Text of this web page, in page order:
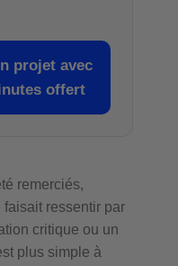
projet avec
offert
remerciés,
ressentir par
critique ou un
plus simple à